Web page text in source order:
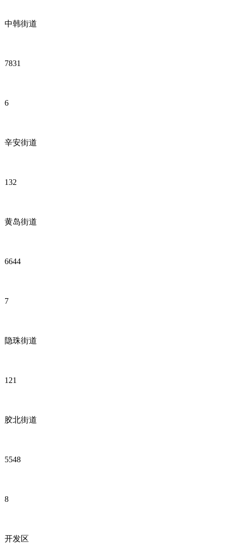
中韩街道
7831
6
辛安街道
132
黄岛街道
6644
7
隐珠街道
121
胶北街道
5548
8
开发区